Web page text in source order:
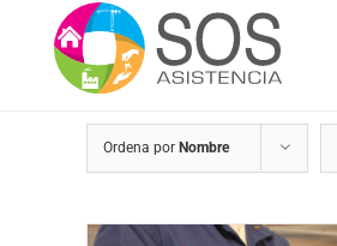
contenido
Ordena por Nombre